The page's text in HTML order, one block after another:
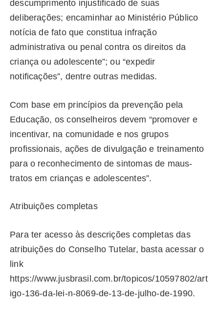
descumprimento injustificado de suas
deliberações; encaminhar ao Ministério Público
notícia de fato que constitua infração
administrativa ou penal contra os direitos da
criança ou adolescente”; ou “expedir
notificações”, dentre outras medidas.
Com base em princípios da prevenção pela
Educação, os conselheiros devem “promover e
incentivar, na comunidade e nos grupos
profissionais, ações de divulgação e treinamento
para o reconhecimento de sintomas de maus-
tratos em crianças e adolescentes”.
Atribuições completas
Para ter acesso às descrições completas das
atribuições do Conselho Tutelar, basta acessar o
link
https://www.jusbrasil.com.br/topicos/10597802/art
igo-136-da-lei-n-8069-de-13-de-julho-de-1990.